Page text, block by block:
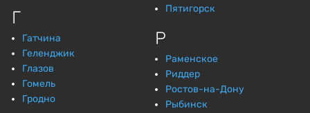
Г
Гатчина
Геленджик
Глазов
Гомель
Гродно
Пятигорск
Р
Раменское
Риддер
Ростов-на-Дону
Рыбинск